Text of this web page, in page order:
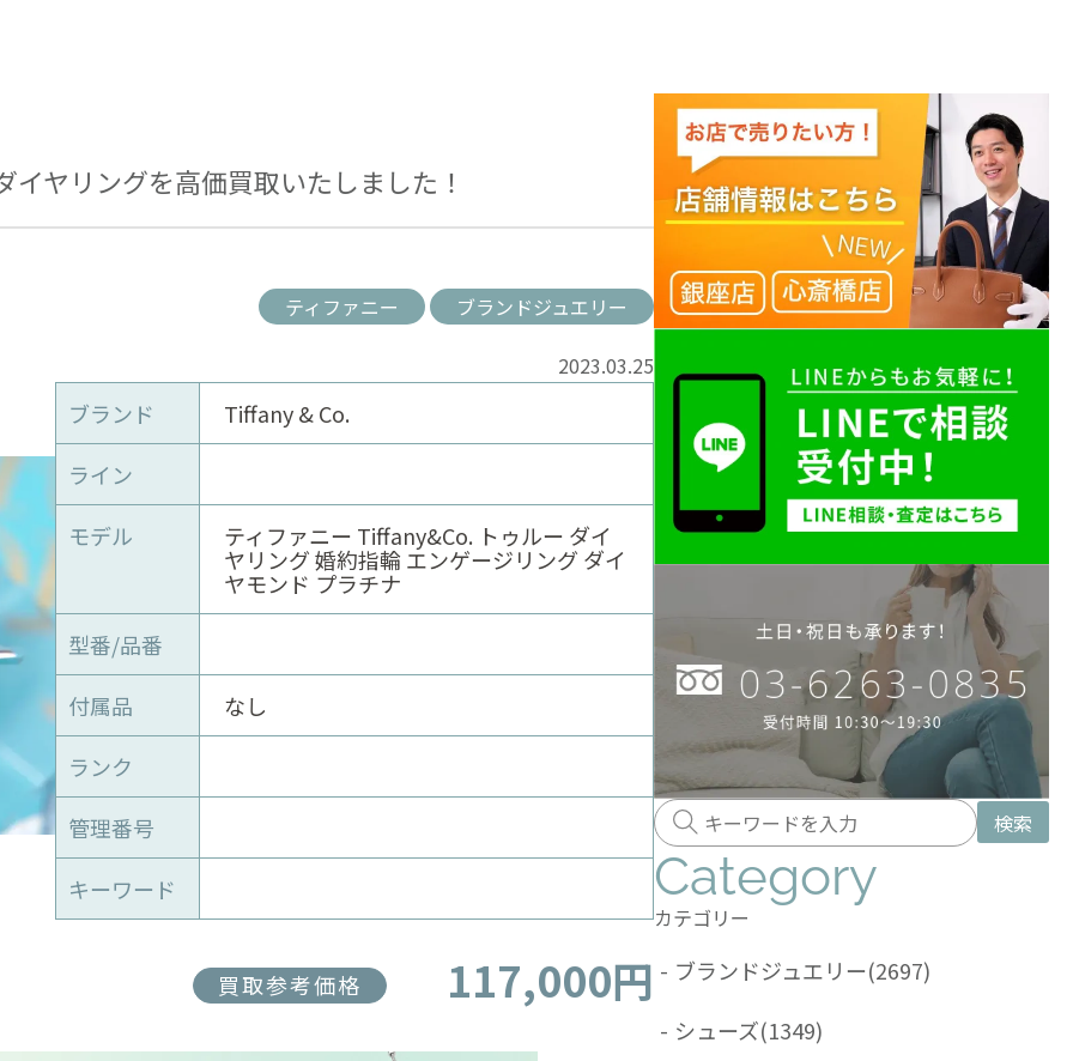
ヤリングを高価買取いたしました！
ティファニー ブランドジュエリー
2023.03.25
ブランド
Tiffany & Co.
ライン
モデル
ティファニー Tiffany&Co. トゥルー ダイ
ヤリング 婚約指輪 エンゲージリング ダイ
ヤモンド プラチナ
型番/品番
付属品
なし
ランク
管理番号
キーワード
買取参考価格 117,000円
検索
Category
カテゴリー
- ブランドジュエリー(2697)
- シューズ(1349)